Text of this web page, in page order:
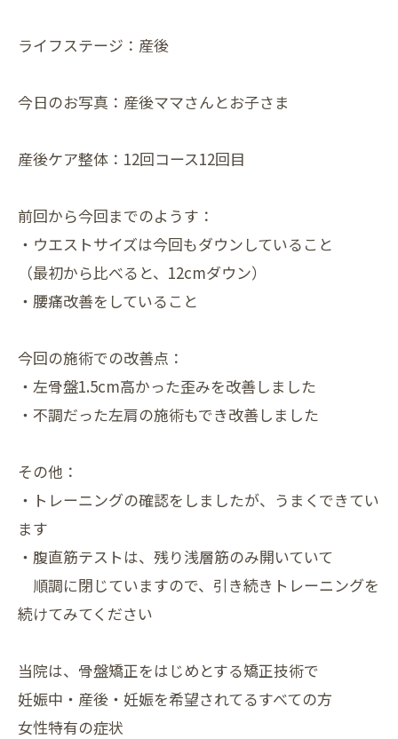
ライフステージ：産後
今日のお写真：産後ママさんとお子さま
産後ケア整体：12回コース12回目
前回から今回までのようす：
・ウエストサイズは今回もダウンしていること
（最初から比べると、12cmダウン）
・腰痛改善をしていること
今回の施術での改善点：
・左骨盤1.5cm高かった歪みを改善しました
・不調だった左肩の施術もでき改善しました
その他：
・トレーニングの確認をしましたが、うまくできてい
ます
・腹直筋テストは、残り浅層筋のみ開いていて
順調に閉じていますので、引き続きトレーニングを
続けてみてください
当院は、骨盤矯正をはじめとする矯正技術で
妊娠中・産後・⁡妊娠を希望されてるすべての方
女性特有の症状